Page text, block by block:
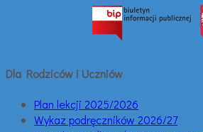
Dla Rodziców i Uczniów
Plan lekcji 2025/2026
Wykaz podręczników 2026/27